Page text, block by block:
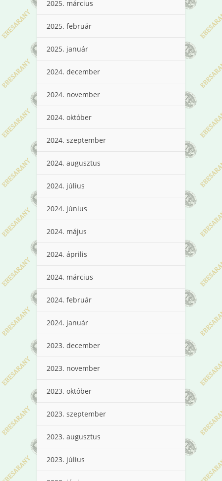
2025. március
2025. február
2025. január
2024. december
2024. november
2024. október
2024. szeptember
2024. augusztus
2024. július
2024. június
2024. május
2024. április
2024. március
2024. február
2024. január
2023. december
2023. november
2023. október
2023. szeptember
2023. augusztus
2023. július